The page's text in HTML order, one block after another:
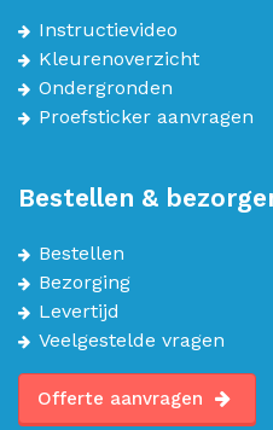
Instructievideo
Kleurenoverzicht
Ondergronden
Proefsticker aanvragen
Bestellen &
Bestellen
Bezorging
Levertijd
Veelgestelde vragen
Offerte aanvragen